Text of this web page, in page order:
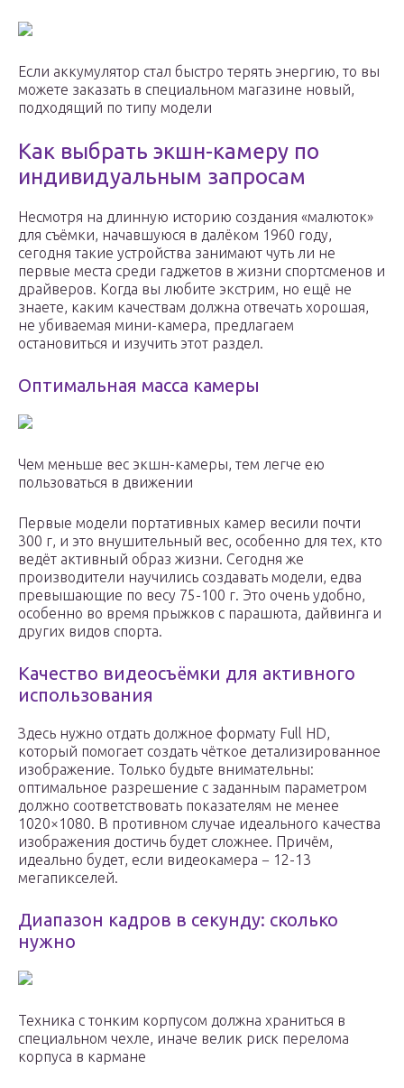
Если аккумулятор стал быстро терять энергию, то вы
можете заказать в специальном магазине новый,
подходящий по типу модели
Как выбрать экшн-камеру по
индивидуальным запросам
Несмотря на длинную историю создания «малюток»
для съёмки, начавшуюся в далёком 1960 году,
сегодня такие устройства занимают чуть ли не
первые места среди гаджетов в жизни спортсменов и
драйверов. Когда вы любите экстрим, но ещё не
знаете, каким качествам должна отвечать хорошая,
не убиваемая мини-камера, предлагаем
остановиться и изучить этот раздел.
Оптимальная масса камеры
Чем меньше вес экшн-камеры, тем легче ею
пользоваться в движении
Первые модели портативных камер весили почти
300 г, и это внушительный вес, особенно для тех, кто
ведёт активный образ жизни. Сегодня же
производители научились создавать модели, едва
превышающие по весу 75-100 г. Это очень удобно,
особенно во время прыжков с парашюта, дайвинга и
других видов спорта.
Качество видеосъёмки для активного
использования
Здесь нужно отдать должное формату Full HD,
который помогает создать чёткое детализированное
изображение. Только будьте внимательны:
оптимальное разрешение с заданным параметром
должно соответствовать показателям не менее
1020×1080. В противном случае идеального качества
изображения достичь будет сложнее. Причём,
идеально будет, если видеокамера − 12-13
мегапикселей.
Диапазон кадров в секунду: сколько
нужно
Техника с тонким корпусом должна храниться в
специальном чехле, иначе велик риск перелома
корпуса в кармане